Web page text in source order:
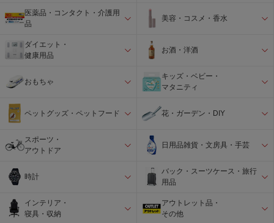
医薬品・コンタクト・介護用
品
美容・コスメ・香水
ダイエット・
健康用品
お酒・洋酒
おもちゃ
キッズ・ベビー・
マタニティ
ペットグッズ・ペットフード 花・ガーデン・DIY
スポーツ・
アウトドア
日用品雑貨・文房具・手芸
時計
バック・スーツケース・旅行
用品
インテリア・
寝具・収納
アウトレット品・
その他